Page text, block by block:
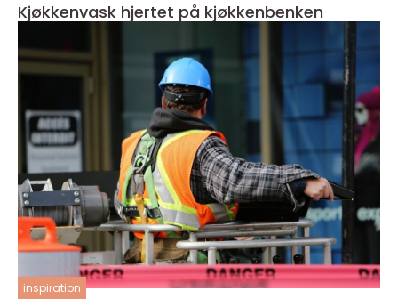
Kjøkkenvask hjertet på kjøkkenbenken
inspiration